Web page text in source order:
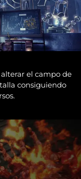
el campo de
consiguiendo